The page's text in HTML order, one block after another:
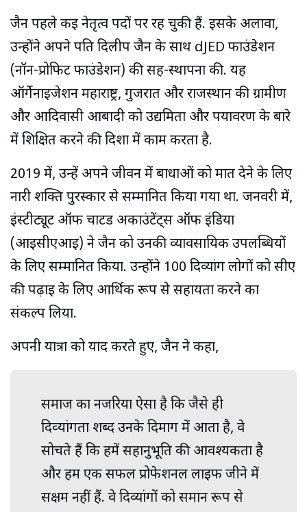
जैन पहले कई नेतृत्व पदों पर रह चुकी हैं. इसके अलावा,
उन्होंने अपने पति दिलीप जैन के साथ dJED फाउंडेशन
(नॉन-प्रोफिट फाउंडेशन) की सह-स्थापना की. यह
ऑर्गेनाइजेशन महाराष्ट्र, गुजरात और राजस्थान की ग्रामीण
और आदिवासी आबादी को उद्यमिता और पर्यावरण के बारे
में शिक्षित करने की दिशा में काम करता है.
2019 में, उन्हें अपने जीवन में बाधाओं को मात देने के लिए
नारी शक्ति पुरस्कार से सम्मानित किया गया था. जनवरी में,
इंस्टीट्यूट ऑफ चार्टर्ड अकाउंटेंट्स ऑफ इंडिया
(आईसीएआई) ने जैन को उनकी व्यावसायिक उपलब्धियों
के लिए सम्मानित किया. उन्होंने 100 दिव्यांग लोगों को सीए
की पढ़ाई के लिए आर्थिक रूप से सहायता करने का
संकल्प लिया.
अपनी यात्रा को याद करते हुए, जैन ने कहा,
समाज का नजरिया ऐसा है कि जैसे ही
दिव्‍यांगता शब्द उनके दिमाग में आता है, वे
सोचते हैं कि हमें सहानुभूति की आवश्यकता है
और हम एक सफल प्रोफेशनल लाइफ जीने में
सक्षम नहीं हैं. वे दिव्यांगों को समान रूप से